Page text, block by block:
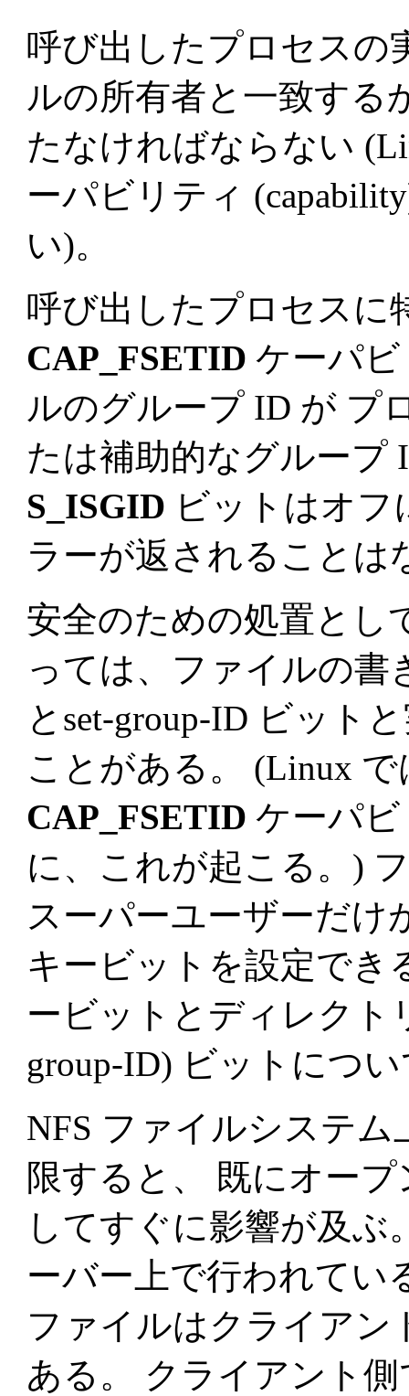
呼び出したプロセスの
ルの所有者と一致する
たなければならない
ーパビリティ
い)。
呼び出したプロセスに
CAP_FSETID ケーパ
ルのグループ ID が プ
たは補助的なグループ
S_ISGID ビットはオ
ラーが返されることは
安全のための処置とし
っては、ファイルの書
とset-group-ID ビット
ことがある。 (Linux
CAP_FSETID ケーパ
に、これが起こる。)
スーパーユーザーだけ
キービットを設定でき
ービットとディレクト
group-ID) ビットにつ
NFS ファイルシステ
限すると、 既にオー
してすぐに影響が及ぶ
ーバー上で行われてい
ファイルはクライアン
ある。 クライアント